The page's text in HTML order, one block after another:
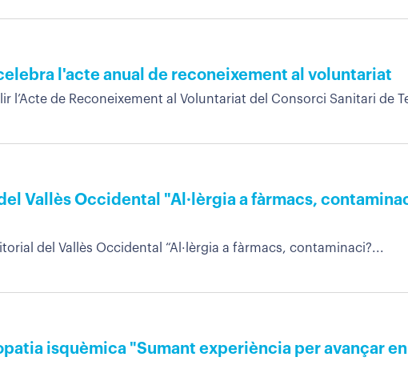
l'acte anual de reconeixement al voluntariat
l’Acte de Reconeixement al Voluntariat del Consorci Sanitari de
Vallès Occidental "Al·lèrgia a fàrmacs,
del Vallès Occidental “Al·lèrgia a fàrmacs, contaminaci?...
isquèmica "Sumant experiència per avançar